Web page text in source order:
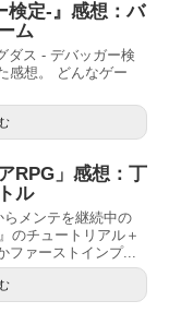
検定-』感想：バ
ム
ダス - デバッガー検
感想。 どんなゲー
RPG」感想：丁
ル
メンテを継続中の
のチュートリアル＋
ファーストインプ...